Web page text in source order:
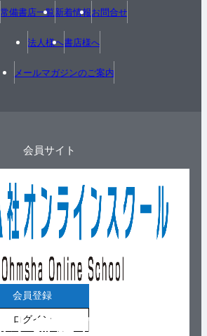
常備書店一覧新着情報お問合せ
法人様へ書店様へ
メールマガジンのご案内
会員サイト
会員登録
ログイン